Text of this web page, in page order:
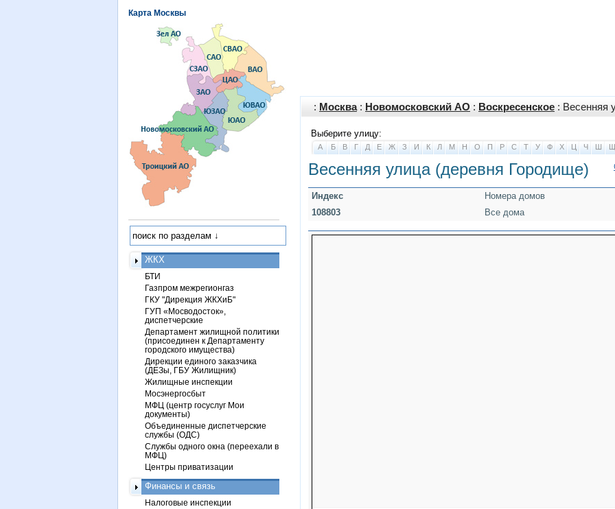
: Москва: Новомосковский АО : Воскресенское : Весенняя
Выберите улицу:
А Б В Г Д Е Ж З И К Л М Н О П Р С Т У Ф Х Ц Ч Ш Щ
Весенняя улица (деревня Городище)
Индекс
Номера домов
108803
Все дома
ЖКХ
БТИ
Газпром межрегионгаз
ГКУ "Дирекция ЖКХиБ"
ГУП «Мосводосток»,
диспетчерские
Департамент жилищной политики
(присоединен к Департаменту
городского имущества)
Дирекции единого заказчика
(ДЕЗы, ГБУ Жилищник)
Жилищные инспекции
Мосэнергосбыт
МФЦ (центр госуслуг Мои
документы)
Объединенные диспетчерские
службы (ОДС)
Службы одного окна (переехали в
МФЦ)
Центры приватизации
Финансы и связь
Налоговые инспекции